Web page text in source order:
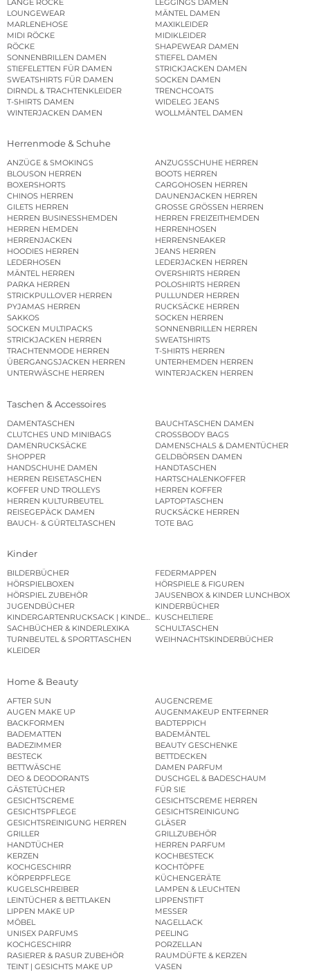
LOUNGEWEAR
MÄNTEL DAMEN
MARLENEHOSE
MAXIKLEIDER
MIDI RÖCKE
MIDIKLEIDER
RÖCKE
SHAPEWEAR DAMEN
SONNENBRILLEN DAMEN
STIEFEL DAMEN
STIEFELETTEN FÜR DAMEN
STRICKJACKEN DAMEN
SWEATSHIRTS FÜR DAMEN
SOCKEN DAMEN
DIRNDL & TRACHTENKLEIDER
TRENCHCOATS
T-SHIRTS DAMEN
WIDELEG JEANS
WINTERJACKEN DAMEN
WOLLMÄNTEL DAMEN
Herrenmode & Schuhe
ANZÜGE & SMOKINGS
ANZUGSSCHUHE HERREN
BLOUSON HERREN
BOOTS HERREN
BOXERSHORTS
CARGOHOSEN HERREN
CHINOS HERREN
DAUNENJACKEN HERREN
GILETS HERREN
GROSSE GRÖSSEN HERREN
HERREN BUSINESSHEMDEN
HERREN FREIZEITHEMDEN
HERREN HEMDEN
HERRENHOSEN
HERRENJACKEN
HERRENSNEAKER
HOODIES HERREN
JEANS HERREN
LEDERHOSEN
LEDERJACKEN HERREN
MÄNTEL HERREN
OVERSHIRTS HERREN
PARKA HERREN
POLOSHIRTS HERREN
STRICKPULLOVER HERREN
PULLUNDER HERREN
PYJAMAS HERREN
RUCKSÄCKE HERREN
SAKKOS
SOCKEN HERREN
SOCKEN MULTIPACKS
SONNENBRILLEN HERREN
STRICKJACKEN HERREN
SWEATSHIRTS
TRACHTENMODE HERREN
T-SHIRTS HERREN
ÜBERGANGSJACKEN HERREN
UNTERHEMDEN HERREN
UNTERWÄSCHE HERREN
WINTERJACKEN HERREN
Taschen & Accessoires
DAMENTASCHEN
BAUCHTASCHEN DAMEN
CLUTCHES UND MINIBAGS
CROSSBODY BAGS
DAMENRUCKSÄCKE
DAMENSCHALS & DAMENTÜCHER
SHOPPER
GELDBÖRSEN DAMEN
HANDSCHUHE DAMEN
HANDTASCHEN
HERREN REISETASCHEN
HARTSCHALENKOFFER
KOFFER UND TROLLEYS
HERREN KOFFER
HERREN KULTURBEUTEL
LAPTOPTASCHEN
REISEGEPÄCK DAMEN
RUCKSÄCKE HERREN
BAUCH- & GÜRTELTASCHEN
TOTE BAG
Kinder
BILDERBÜCHER
FEDERMAPPEN
HÖRSPIELBOXEN
HÖRSPIELE & FIGUREN
HÖRSPIEL ZUBEHÖR
JAUSENBOX & KINDER LUNCHBOX
JUGENDBÜCHER
KINDERBÜCHER
KINDERGARTENRUCKSACK | KINDERGARTENBEUTEL
KUSCHELTIERE
SACHBÜCHER & KINDERLEXIKA
SCHULTASCHEN
TURNBEUTEL & SPORTTASCHEN
WEIHNACHTSKINDERBÜCHER
KLEIDER
Home & Beauty
AFTER SUN
AUGENCREME
AUGEN MAKE UP
AUGENMAKEUP ENTFERNER
BACKFORMEN
BADTEPPICH
BADEMATTEN
BADEMÄNTEL
BADEZIMMER
BEAUTY GESCHENKE
BESTECK
BETTDECKEN
BETTWÄSCHE
DAMEN PARFUM
DEO & DEODORANTS
DUSCHGEL & BADESCHAUM
GÄSTETÜCHER
FÜR SIE
GESICHTSCREME
GESICHTSCREME HERREN
GESICHTSPFLEGE
GESICHTSREINIGUNG
GESICHTSREINIGUNG HERREN
GLÄSER
GRILLER
GRILLZUBEHÖR
HANDTÜCHER
HERREN PARFUM
KERZEN
KOCHBESTECK
KOCHGESCHIRR
KOCHTÖPFE
KÖRPERPFLEGE
KÜCHENGERÄTE
KUGELSCHREIBER
LAMPEN & LEUCHTEN
LEINTÜCHER & BETTLAKEN
LIPPENSTIFT
LIPPEN MAKE UP
MESSER
MÖBEL
NAGELLACK
UNISEX PARFUMS
PEELING
KOCHGESCHIRR
PORZELLAN
RASIERER & RASUR ZUBEHÖR
RAUMDÜFTE & KERZEN
TEINT | GESICHTS MAKE UP
VASEN